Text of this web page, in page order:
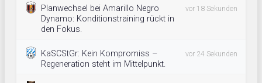
Planwechsel bei Amarillo Negro
Dynamo: Konditionstraining rückt in
den Fokus.
vor 18 Sekunden
KaSCStGr: Kein Kompromiss –
Regeneration steht im Mittelpunkt.
vor 24 Sekunden